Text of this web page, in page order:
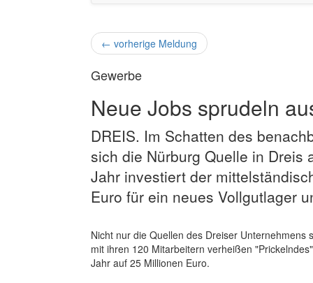
← vorherige Meldung
Gewerbe
Neue Jobs sprudeln
DREIS. Im Schatten des
sich die Nürburg Quelle in Dreis
Jahr investiert der
Euro für ein neues Vollgutlager
Nicht nur die Quellen des Dreiser
mit ihren 120 Mitarbeitern verheißen
Jahr auf 25 Millionen Euro.